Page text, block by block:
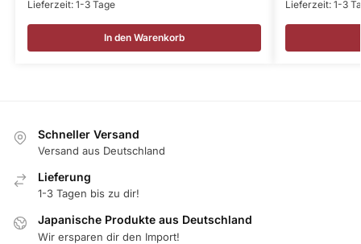
Lieferzeit: 1-3 Tage
In den Warenkorb
Lieferzeit: 1-3
Schneller Versand
Versand aus Deutschland
Lieferung
1-3 Tagen bis zu dir!
Japanische Produkte aus Deutschland
Wir ersparen dir den Import!